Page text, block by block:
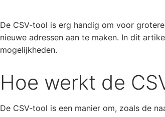
De CSV-tool is erg handig om voor
nieuwe adressen aan te maken. In dit
mogelijkheden.
Hoe werkt de
De CSV-tool is een manier om, zoals de